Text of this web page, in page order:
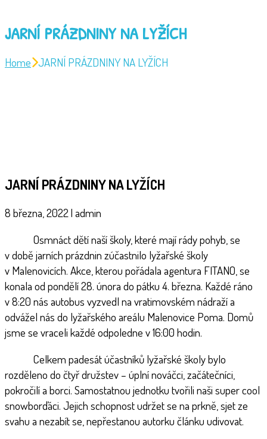
JARNÍ PRÁZDNINY NA LYŽÍCH
Home JARNÍ PRÁZDNINY NA LYŽÍCH
JARNÍ PRÁZDNINY NA LYŽÍCH
8 března, 2022 | admin
Osmnáct dětí naší školy, které mají rády pohyb, se
v době jarních prázdnin zúčastnilo lyžařské školy
v Malenovicích. Akce, kterou pořádala agentura FITANO, se
konala od pondělí 28. února do pátku 4. března. Každé ráno
v 8:20 nás autobus vyzvedl na vratimovském nádraží a
odvážel nás do lyžařského areálu Malenovice Poma. Domů
jsme se vraceli každé odpoledne v 16:00 hodin.
Celkem padesát účastníků lyžařské školy bylo
rozděleno do čtyř družstev – úplní nováčci, začátečníci,
pokročilí a borci. Samostatnou jednotku tvořili naši super cool
snowborďáci. Jejich schopnost udržet se na prkně, sjet ze
svahu a nezabít se, nepřestanou autorku článku udivovat.